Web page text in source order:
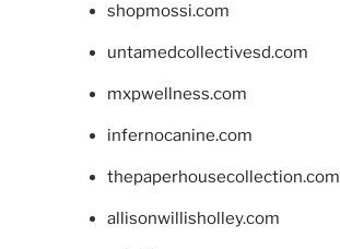
shopmossi.com
untamedcollectivesd.com
mxpwellness.com
infernocanine.com
thepaperhousecollection.com
allisonwillisholley.com